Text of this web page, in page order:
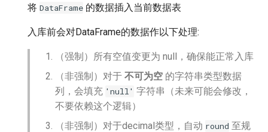
将 DataFrame 的数据插入当前数据表
入库前会对DataFrame的数据作以下处理:
（强制）所有空值变更为 null，确保能正常入库
（非强制）对于 不可为空 的字符串类型数据
列，会填充 'null' 字符串（未来可能会修改，
不要依赖这个逻辑）
（非强制）对于decimal类型，自动 round 至规